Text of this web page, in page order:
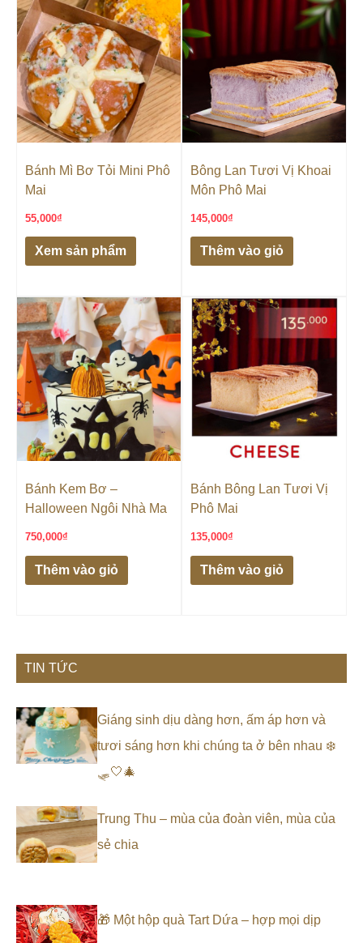
Bánh Mì Bơ Tỏi Mini Phô
Mai
55,000₫
Xem sản phẩm
Bông Lan Tươi Vị Khoai
Môn Phô Mai
145,000₫
Thêm vào giỏ
Bánh Kem Bơ –
Halloween Ngôi Nhà Ma
750,000₫
Thêm vào giỏ
Bánh Bông Lan Tươi Vị
Phô Mai
135,000₫
Thêm vào giỏ
TIN TỨC
Giáng sinh dịu dàng hơn, ấm áp hơn và
tươi sáng hơn khi chúng ta ở bên nhau ❄️
🛷🤍🎄
Trung Thu – mùa của đoàn viên, mùa của
sẻ chia
🎁 Một hộp quà Tart Dứa – hợp mọi dịp